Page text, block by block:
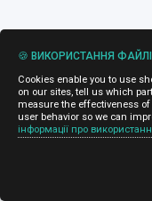
🍪 ВИКОРИСТАННЯ
Cookies enable you to use
on our sites, tell us which
measure the effectiveness
user behavior so we can
інформації про